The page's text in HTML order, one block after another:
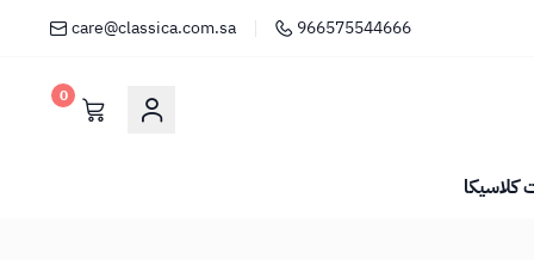
966575544666
care@classica.com.sa
0